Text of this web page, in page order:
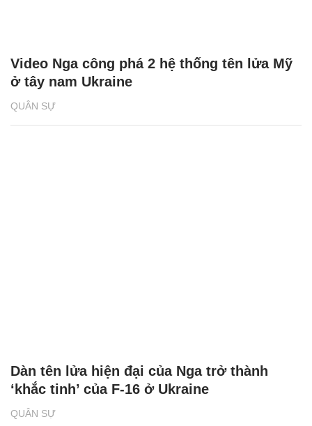
QUÂN SỰ
Video Nga công phá 2 hệ thống tên lửa Mỹ
ở tây nam Ukraine
QUÂN SỰ
Dàn tên lửa hiện đại của Nga trở thành
‘khắc tinh’ của F-16 ở Ukraine